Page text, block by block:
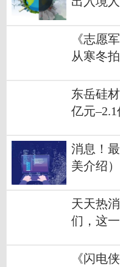
《志愿
从寒冬
东岳硅
亿元
消息！
美介绍）
天天热
们，这
《闪电